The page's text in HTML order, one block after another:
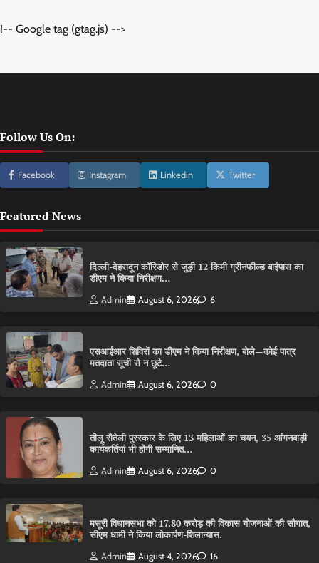
!-- Google tag (gtag.js) -->
Follow Us On:
Facebook Instagram Linkedin Twitter
Featured News
दिल्ली-देहरादून कॉरिडोर से जुड़ी 12 किमी ग्रीनफील्ड बाईपास का
डीएम ने किया निरीक्षण…
Admin August 6, 2026 6
एसआईआर शिविरों का डीएम ने किया निरीक्षण, बोले—कोई पात्र
मतदाता सूची से न छूटे…
Admin August 6, 2026 0
तीलू रौतेली पुरस्कार के लिए 13 महिलाओं का चयन, 35 आंगनबाड़ी
कार्यकर्तियां भी होंगी सम्मानित…
Admin August 6, 2026 0
मसूरी विधानसभा को 17.80 करोड़ की विकास योजनाओं की सौगात,
सीएम धामी ने किया लोकार्पण-शिलान्यास.
Admin August 4, 2026 16